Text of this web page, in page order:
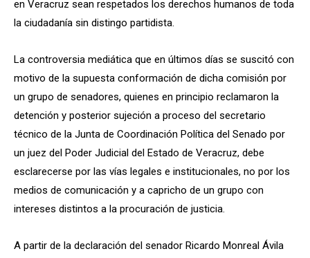
en Veracruz sean respetados los derechos humanos de toda
la ciudadanía sin distingo partidista.
La controversia mediática que en últimos días se suscitó con
motivo de la supuesta conformación de dicha comisión por
un grupo de senadores, quienes en principio reclamaron la
detención y posterior sujeción a proceso del secretario
técnico de la Junta de Coordinación Política del Senado por
un juez del Poder Judicial del Estado de Veracruz, debe
esclarecerse por las vías legales e institucionales, no por los
medios de comunicación y a capricho de un grupo con
intereses distintos a la procuración de justicia.
A partir de la declaración del senador Ricardo Monreal Ávila